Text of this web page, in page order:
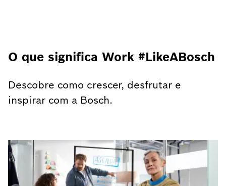
O que significa Work #LikeABosch
Descobre como crescer, desfrutar e
inspirar com a Bosch.